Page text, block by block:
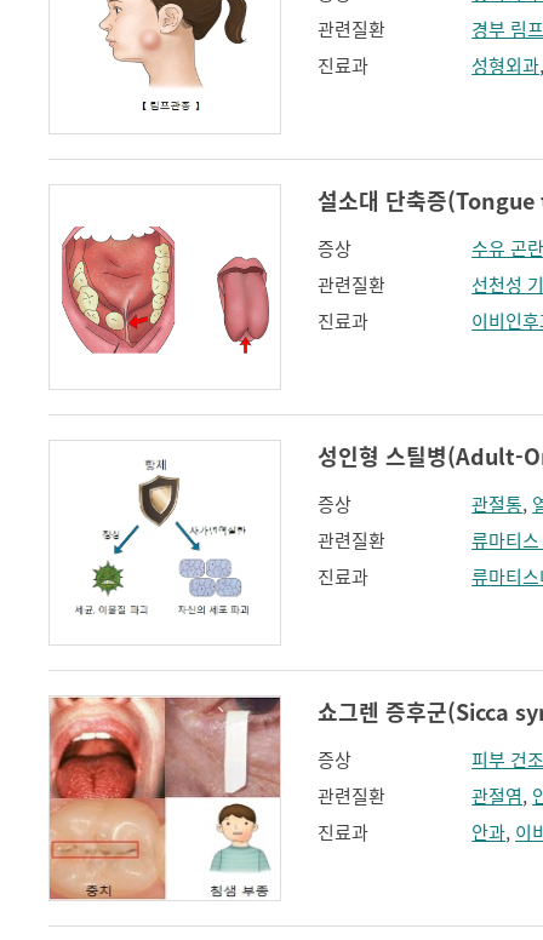
관련질환
경부 림
진료과
성형외과
설소대 단축증
증상
수유 곤
관련질환
선천성
진료과
이비인
성인형 스틸병(Adult-
증상 관절통,
관련질환
류마티
진료과
류마티
쇼그렌 증후군(Sicca
증상
피부 건
관련질환
관절염,
진료과
안과, 이